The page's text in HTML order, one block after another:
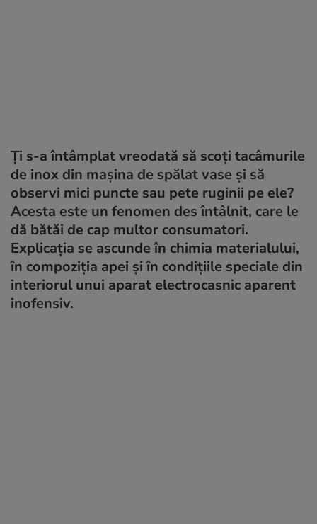
Ți s-a întâmplat vreodată să scoți tacâmurile
de inox din mașina de spălat vase și să
observi mici puncte sau pete ruginii pe ele?
Acesta este un fenomen des întâlnit, care le
dă bătăi de cap multor consumatori.
Explicația se ascunde în chimia materialului,
în compoziția apei și în condițiile speciale din
interiorul unui aparat electrocasnic aparent
inofensiv.